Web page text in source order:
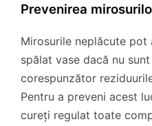
Prevenirea
Mirosurile neplăcute pot
spălat vase dacă nu
corespunzător
Pentru a preveni acest
cureți regulat toate